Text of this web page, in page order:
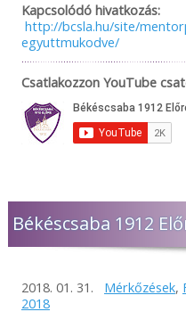
Kapcsolódó hivatkozás:
http://bcsla.hu/site/
egyuttmukodve/
Csatlakozzon YouTube
Békéscsaba 1912
2018. 01. 31. Mérkőzések,
2018